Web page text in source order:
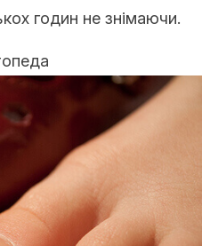
годин не знімаючи.